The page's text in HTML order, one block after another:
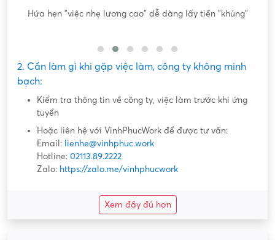
Hứa hẹn "việc nhẹ lương cao" dễ dàng lấy tiền "khủng"
2. Cần làm gì khi gặp việc làm, công ty không minh
bạch:
Kiểm tra thông tin về công ty, việc làm trước khi ứng
tuyển
Hoặc liên hệ với VinhPhucWork để được tư vấn:
Email: lienhe@vinhphuc.work
Hotline: 02113.89.2222
Zalo: https://zalo.me/vinhphucwork
Xem đầy đủ hơn